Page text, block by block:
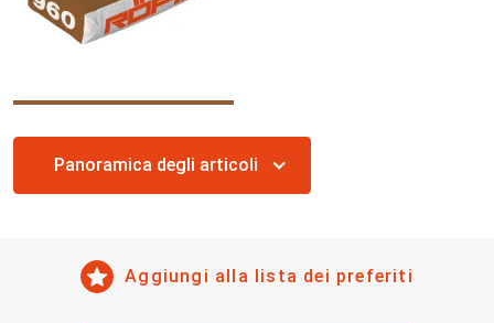
Panoramica degli articoli
Aggiungi alla lista dei preferiti